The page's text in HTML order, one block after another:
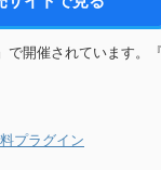
開催されています。
プラグイン